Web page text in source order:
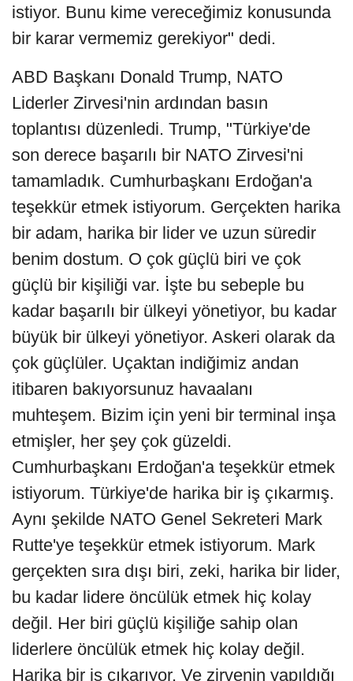
istiyor. Bunu kime vereceğimiz konusunda
bir karar vermemiz gerekiyor" dedi.
ABD Başkanı Donald Trump, NATO
Liderler Zirvesi'nin ardından basın
toplantısı düzenledi. Trump, "Türkiye'de
son derece başarılı bir NATO Zirvesi'ni
tamamladık. Cumhurbaşkanı Erdoğan'a
teşekkür etmek istiyorum. Gerçekten harika
bir adam, harika bir lider ve uzun süredir
benim dostum. O çok güçlü biri ve çok
güçlü bir kişiliği var. İşte bu sebeple bu
kadar başarılı bir ülkeyi yönetiyor, bu kadar
büyük bir ülkeyi yönetiyor. Askeri olarak da
çok güçlüler. Uçaktan indiğimiz andan
itibaren bakıyorsunuz havaalanı
muhteşem. Bizim için yeni bir terminal inşa
etmişler, her şey çok güzeldi.
Cumhurbaşkanı Erdoğan'a teşekkür etmek
istiyorum. Türkiye'de harika bir iş çıkarmış.
Aynı şekilde NATO Genel Sekreteri Mark
Rutte'ye teşekkür etmek istiyorum. Mark
gerçekten sıra dışı biri, zeki, harika bir lider,
bu kadar lidere öncülük etmek hiç kolay
değil. Her biri güçlü kişiliğe sahip olan
liderlere öncülük etmek hiç kolay değil.
Harika bir iş çıkarıyor. Ve zirvenin yapıldığı